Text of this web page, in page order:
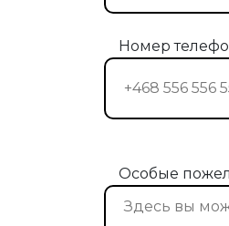
Номер
Особые